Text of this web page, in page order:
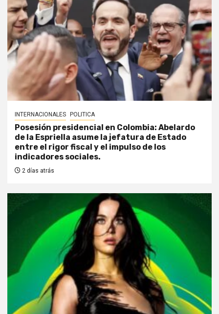
INTERNACIONALES POLITICA
Posesión presidencial en Colombia: Abelardo
de la Espriella asume la jefatura de Estado
entre el rigor fiscal y el impulso de los
indicadores sociales.
2 días atrás